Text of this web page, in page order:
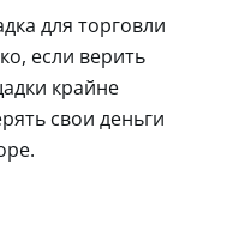
для торговли
если верить
крайне
свои деньги